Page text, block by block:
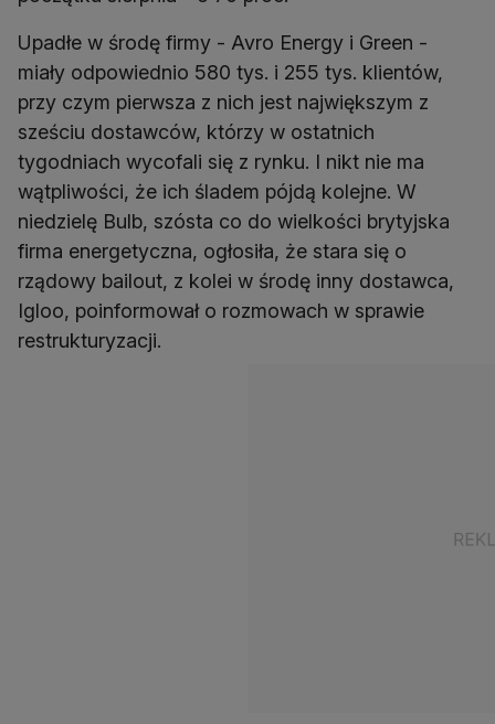
Upadłe w środę firmy - Avro Energy i Green -
miały odpowiednio 580 tys. i 255 tys. klientów,
przy czym pierwsza z nich jest największym z
sześciu dostawców, którzy w ostatnich
tygodniach wycofali się z rynku. I nikt nie ma
wątpliwości, że ich śladem pójdą kolejne. W
niedzielę Bulb, szósta co do wielkości brytyjska
firma energetyczna, ogłosiła, że stara się o
rządowy bailout, z kolei w środę inny dostawca,
Igloo, poinformował o rozmowach w sprawie
restrukturyzacji.